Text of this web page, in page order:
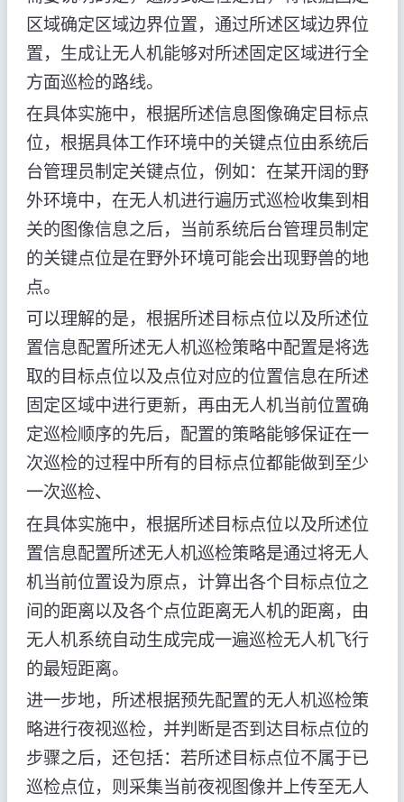
区域确定区域边界位置，通过所述区域边界位
置，生成让无人机能够对所述固定区域进行全
方面巡检的路线。
在具体实施中，根据所述信息图像确定目标点
位，根据具体工作环境中的关键点位由系统后
台管理员制定关键点位，例如：在某开阔的野
外环境中，在无人机进行遍历式巡检收集到相
关的图像信息之后，当前系统后台管理员制定
的关键点位是在野外环境可能会出现野兽的地
点。
可以理解的是，根据所述目标点位以及所述位
置信息配置所述无人机巡检策略中配置是将选
取的目标点位以及点位对应的位置信息在所述
固定区域中进行更新，再由无人机当前位置确
定巡检顺序的先后，配置的策略能够保证在一
次巡检的过程中所有的目标点位都能做到至少
一次巡检、
在具体实施中，根据所述目标点位以及所述位
置信息配置所述无人机巡检策略是通过将无人
机当前位置设为原点，计算出各个目标点位之
间的距离以及各个点位距离无人机的距离，由
无人机系统自动生成完成一遍巡检无人机飞行
的最短距离。
进一步地，所述根据预先配置的无人机巡检策
略进行夜视巡检，并判断是否到达目标点位的
步骤之后，还包括：若所述目标点位不属于已
巡检点位，则采集当前夜视图像并上传至无人